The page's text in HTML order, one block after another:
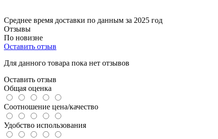
Среднее время доставки по данным за 2025 год
Отзывы
По новизне
Оставить отзыв
Для данного товара пока нет отзывов
Оставить отзыв
Общая оценка
Соотношение цена/качество
Удобство использования